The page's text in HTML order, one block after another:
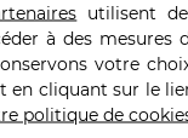
utilisent
à des mesures
votre
cliquant sur le
politique de